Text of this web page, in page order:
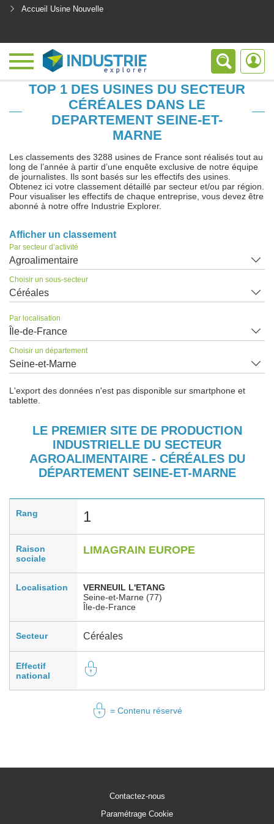
Accueil Usine Nouvelle
TOP 1 DES USINES DU SECTEUR
CÉRÉALES DANS LE
DEPARTEMENT SEINE-ET-
MARNE
Les classements des 3288 usines de France sont réalisés tout au
long de l’année à partir d’une enquête exclusive de notre équipe
de journalistes. Ils sont basés sur les effectifs des usines.
Obtenez ici votre classement détaillé par secteur et/ou par région.
Pour visualiser les effectifs de chaque entreprise, vous devez être
abonné à notre offre Industrie Explorer.
Afficher un classement
Par secteur d’activité
Agroalimentaire
Choisir un sous-secteur
Céréales
Par localisation
Île-de-France
Choisir un département
Seine-et-Marne
L'export des données n'est pas disponible sur smartphone et
tablette.
LE PREMIER SITE DE PRODUCTION
INDUSTRIELLE DU SECTEUR
AGROALIMENTAIRE - CÉRÉALES DU
DÉPARTEMENT SEINE-ET-MARNE
Rang 1
Raison
sociale
LIMAGRAIN EUROPE
Localisation
VERNEUIL L'ETANG
Seine-et-Marne (77)
Île-de-France
Secteur Céréales
Effectif
national
= Contenu réservé
Contactez-nous
Paramétrage Cookie